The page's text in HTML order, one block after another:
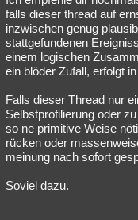
falls dieser thread auf
inzwischen genug
stattgefundenen
einem logischen
ein blöder Zufall, erfolgt
Falls dieser Thread nur
Selbstprofilierung oder
so ne primitive Weise
rücken oder
meinung nach sofort
Soviel dazu.